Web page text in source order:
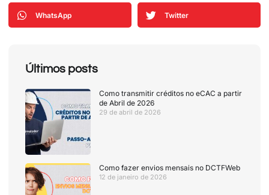
WhatsApp Twitter
Últimos posts
Como transmitir créditos no eCAC a partir
de Abril de 2026
29 de abril de 2026
Como fazer envios mensais no DCTFWeb
12 de janeiro de 2026